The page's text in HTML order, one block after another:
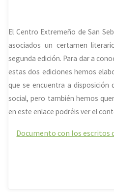
El Centro Extremeño de San
asociados un certamen
segunda edición. Para dar a
estas dos ediciones hemos
que se encuentra a
social, pero también hemos
en este enlace podréis ver el
Documento con los escritos